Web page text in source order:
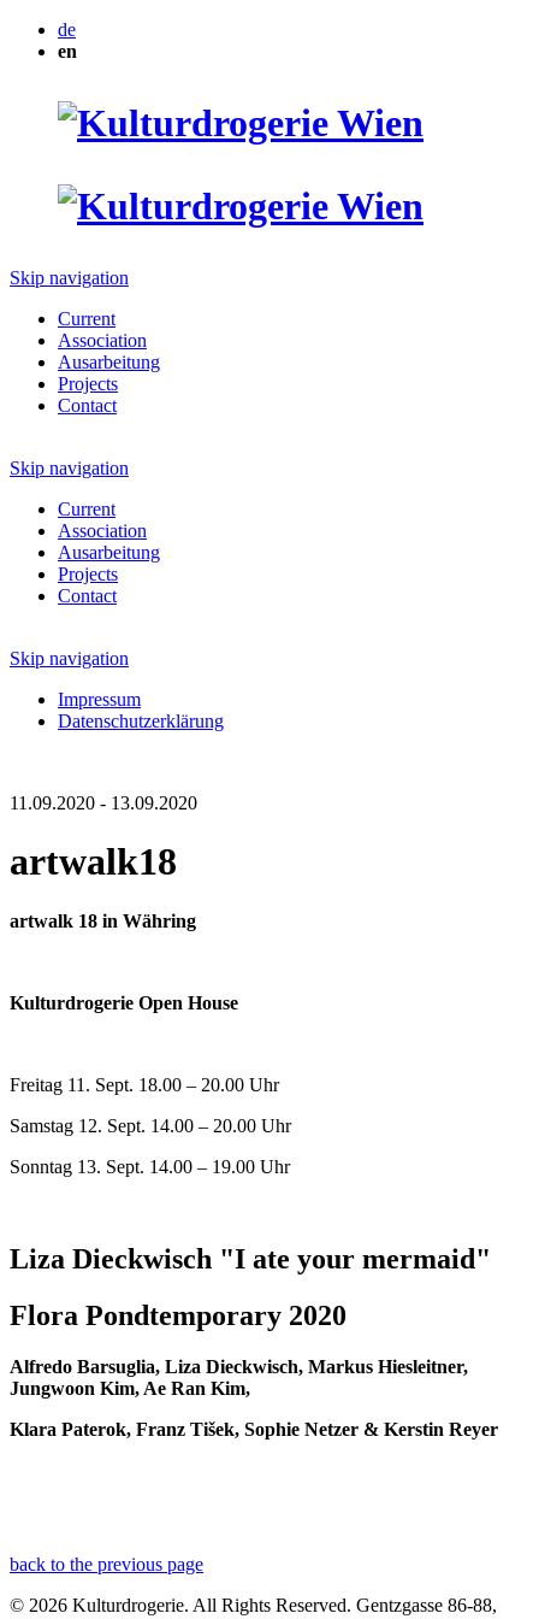
de
en
Skip navigation
Current
Association
Ausarbeitung
Projects
Contact
Skip navigation
Current
Association
Ausarbeitung
Projects
Contact
Skip navigation
Impressum
Datenschutzerklärung
11.09.2020 - 13.09.2020
artwalk18
artwalk 18 in Währing
Kulturdrogerie Open House
Freitag 11. Sept. 18.00 – 20.00 Uhr
Samstag 12. Sept. 14.00 – 20.00 Uhr
Sonntag 13. Sept. 14.00 – 19.00 Uhr
Liza Dieckwisch "I ate your mermaid"
Flora Pondtemporary 2020
Alfredo Barsuglia, Liza Dieckwisch, Markus Hiesleitner,
Jungwoon Kim, Ae Ran Kim,
Klara Paterok, Franz Tišek, Sophie Netzer & Kerstin Reyer
back to the previous page
© 2026 Kulturdrogerie. All Rights Reserved. Gentzgasse 86-88,